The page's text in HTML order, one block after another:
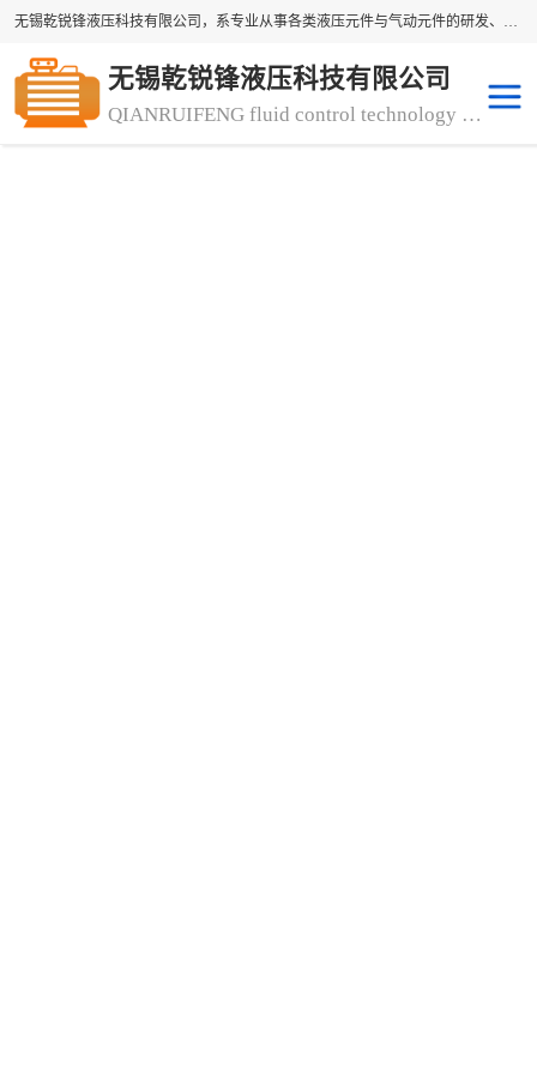
无锡乾锐锋液压科技有限公司，系专业从事各类液压元件与气动元件的研发、生产和销售业务为一体的生产型齿轮泵厂家、液压齿轮泵厂家。主要生产销售风冷式冷却器、液压油风冷却器，冷却器厂家直销、齿轮泵型号、齿轮泵厂家排名详情可来电咨询！
无锡乾锐锋液压科技有限公司
QIANRUIFENG fluid control technology co. LTD